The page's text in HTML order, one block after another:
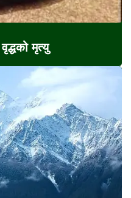
वृद्धको मृत्यु